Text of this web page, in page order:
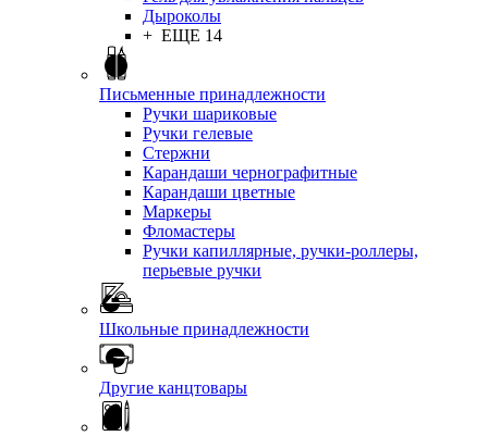
Дыроколы
+ ЕЩЕ 14
Письменные принадлежности
Ручки шариковые
Ручки гелевые
Стержни
Карандаши чернографитные
Карандаши цветные
Маркеры
Фломастеры
Ручки капиллярные, ручки-роллеры,
перьевые ручки
Школьные принадлежности
Другие канцтовары